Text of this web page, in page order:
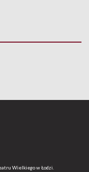
Wielkiego w Łodzi.